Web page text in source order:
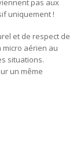
uniquement !
et de respect de
micro aérien au
situations.
un même